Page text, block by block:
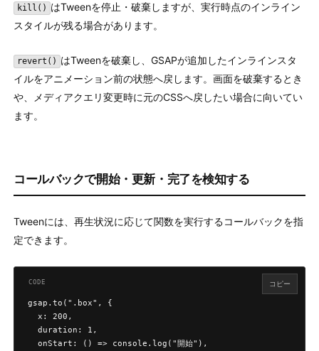
kill() はTweenを停止・破棄しますが、実行時点のインライン
スタイルが残る場合があります。
revert() はTweenを破棄し、GSAPが追加したインラインスタ
イルをアニメーション前の状態へ戻します。画面を破棄するとき
や、メディアクエリ変更時に元のCSSへ戻したい場合に向いてい
ます。
コールバックで開始・更新・完了を検知する
Tweenには、再生状況に応じて関数を実行するコールバックを指
定できます。
gsap.to(".box", {
  x: 200,
  duration: 1,
  onStart: () => console.log("開始"),
コピー